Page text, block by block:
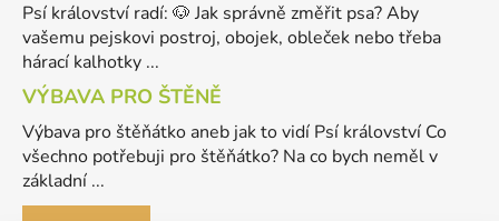
Psí království radí: 🐶 Jak správně změřit psa? Aby
vašemu pejskovi postroj, obojek, obleček nebo třeba
hárací kalhotky ...
VÝBAVA PRO ŠTĚNĚ
Výbava pro štěňátko aneb jak to vidí Psí království Co
všechno potřebuji pro štěňátko? Na co bych neměl v
základní ...